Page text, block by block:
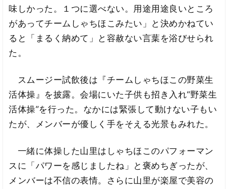
味しかった。１つに選べない。用途用途良いところ
があってチームしゃちほこみたい」と決めかねてい
ると「まるく納めて」と容赦ない言葉を浴びせられ
た。
スムージー試飲後は『チームしゃちほこの野菜生
活体操』を披露。会場にいた子供も招き入れ“野菜生
活体操”を行った。なかには緊張して動けない子もい
たが、メンバーが優しく手をそえる光景もみれた。
一緒に体操した山里はしゃちほこのパフォーマン
スに「パワーを感じましたね」と褒めちぎったが、
メンバーは不信の表情。さらに山里が楽屋で美容の